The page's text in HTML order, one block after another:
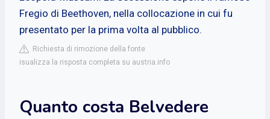
Fregio di Beethoven, nella collocazione in cui fu
presentato per la prima volta al pubblico.
Richiesta di rimozione della fonte
isualizza la risposta completa su austria.info
Quanto costa Belvedere